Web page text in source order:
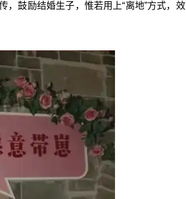
鼓励结婚生子，惟若用上“离地”方式，效